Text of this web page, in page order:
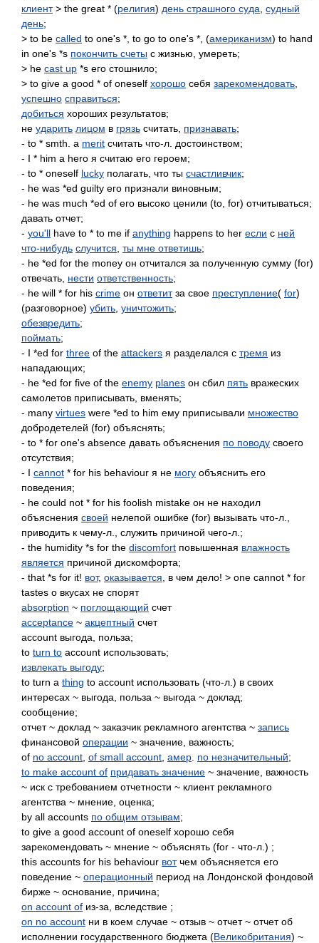
клиент> the great * (религия) день страшного суда судный
день;
> to be called to one's *, to go to one's *, (американизм) to hand
in one's *s покончить счеты с жизнью, умереть;
> he cast up *s его стошнило;
> to give a good * of oneself хорошо себя зарекомендовать
успешно справиться;
добиться хороших результатов;
не ударить лицом в грязь считать, признавать;
- to * smth. a merit считать что-л. достоинством;
- I * him a hero я считаю его героем;
- to * oneself lucky полагать, что ты счастливчик;
- he was *ed guilty его признали виновным;
- he was much *ed of его высоко ценили (to, for) отчитываться;
давать отчет;
- you'll have to * to me if anything happens to her если с ней
что-нибудь случится ты мне ответишь;
- he *ed for the money он отчитался за полученную сумму (for)
отвечать, нести ответственность;
- he will * for his crime он ответитза свое преступление( for)
(разговорное) убить уничтожить;
обезвредить;
поймать;
- I *ed for three of the attackers я разделался с тремя из
нападающих;
- he *ed for five of the enemy planes он сбил пять вражеских
самолетов приписывать, вменять;
- many virtues were *ed to him ему приписывали множество
добродетелей (for) объяснять;
- to * for one's absence давать объяснения по поводу своего
отсутствия;
- I cannot * for his behaviour я не могу объяснить его
поведения;
- he could not * for his foolish mistake он не находил
объяснения своей нелепой ошибке (for) вызывать что-л.,
приводить к чему-л., служить причиной чего-л.;
- the humidity *s for the discomfort повышенная влажность
является причиной дискомфорта;
- that *s for it! вот, оказывается , в чем дело! > one cannot * for
tastes о вкусах не спорят
absorption ~ поглощающий счет
acceptance ~ акцептный счет
account выгода, польза;
to turn to account использовать;
извлекать выгоду;
to turn a thing to account использовать (что-л.) в своих
интересах ~ выгода, польза ~ выгода ~ доклад;
сообщение;
отчет ~ доклад ~ заказчик рекламного агентства ~ запись
финансовой операции ~ значение, важность;
of no account of small account амер no незначительный;
to make account of придавать значение ~ значение, важность
~ иск с требованием отчетности ~ клиент рекламного
агентства ~ мнение, оценка;
by all accounts по общим отзывам;
to give a good account of oneself хорошо себя
зарекомендовать ~ мнение ~ объяснять (for - что-л.) ;
this accounts for his behaviour вотчем объясняется его
поведение ~ операционный период на Лондонской фондовой
бирже ~ основание, причина;
on account of из-за, вследствие ;
on no account ни в коем случае ~ отзыв ~ отчет ~ отчет об
исполнении государственного бюджета (Великобритания) ~